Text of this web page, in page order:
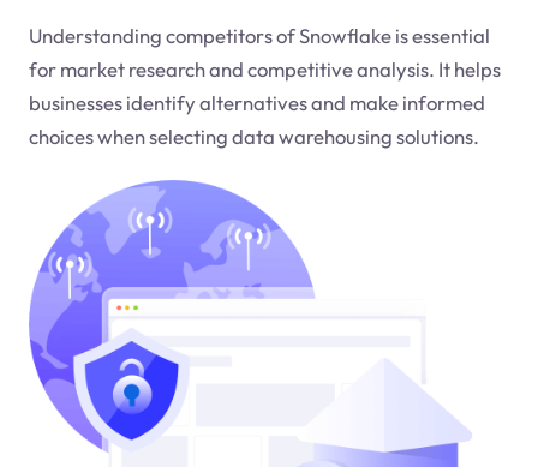
Understanding competitors of Snowflake is essential
for market research and competitive analysis. It helps
businesses identify alternatives and make informed
choices when selecting data warehousing solutions.